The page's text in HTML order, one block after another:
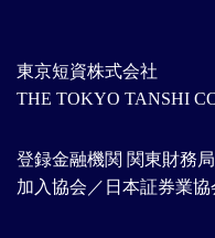
東京短資株式会社
THE TOKYO TANSHI
登録金融機関 関東財務
加入協会／日本証券業協